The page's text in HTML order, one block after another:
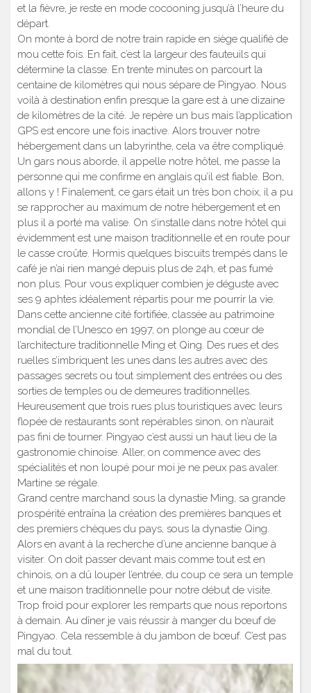
et la fièvre, je reste en mode cocooning jusqu’à l’heure du
départ.
On monte à bord de notre train rapide en siège qualifié de
mou cette fois. En fait, c’est la largeur des fauteuils qui
détermine la classe. En trente minutes on parcourt la
centaine de kilomètres qui nous sépare de Pingyao. Nous
voilà à destination enfin presque la gare est à une dizaine
de kilomètres de la cité. Je repère un bus mais l’application
GPS est encore une fois inactive. Alors trouver notre
hébergement dans un labyrinthe, cela va être compliqué.
Un gars nous aborde, il appelle notre hôtel, me passe la
personne qui me confirme en anglais qu’il est fiable. Bon,
allons y ! Finalement, ce gars était un très bon choix, il a pu
se rapprocher au maximum de notre hébergement et en
plus il a porté ma valise. On s’installe dans notre hôtel qui
évidemment est une maison traditionnelle et en route pour
le casse croûte. Hormis quelques biscuits trempés dans le
café je n’ai rien mangé depuis plus de 24h, et pas fumé
non plus. Pour vous expliquer combien je déguste avec
ses 9 aphtes idéalement répartis pour me pourrir la vie.
Dans cette ancienne cité fortifiée, classée au patrimoine
mondial de l’Unesco en 1997, on plonge au cœur de
l’architecture traditionnelle Ming et Qing. Des rues et des
ruelles s’imbriquent les unes dans les autres avec des
passages secrets ou tout simplement des entrées ou des
sorties de temples ou de demeures traditionnelles.
Heureusement que trois rues plus touristiques avec leurs
flopée de restaurants sont repérables sinon, on n’aurait
pas fini de tourner. Pingyao c’est aussi un haut lieu de la
gastronomie chinoise. Aller, on commence avec des
spécialités et non loupé pour moi je ne peux pas avaler.
Martine se régale.
Grand centre marchand sous la dynastie Ming, sa grande
prospérité entraîna la création des premières banques et
des premiers chèques du pays, sous la dynastie Qing.
Alors en avant à la recherche d’une ancienne banque à
visiter. On doit passer devant mais comme tout est en
chinois, on a dû louper l’entrée, du coup ce sera un temple
et une maison traditionnelle pour notre début de visite.
Trop froid pour explorer les remparts que nous reportons
à demain. Au dîner je vais réussir à manger du bœuf de
Pingyao. Cela ressemble à du jambon de bœuf. C’est pas
mal du tout.
vidéo